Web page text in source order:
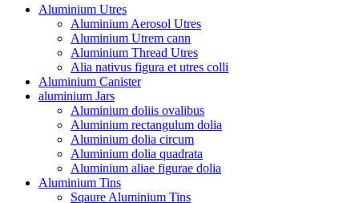
Aluminium Utres
Aluminium Aerosol Utres
Aluminium Utrem cann
Aluminium Thread Utres
Alia nativus figura et utres colli
Aluminium Canister
aluminium Jars
Aluminium doliis ovalibus
Aluminium rectangulum dolia
Aluminium dolia circum
Aluminium dolia quadrata
Aluminium aliae figurae dolia
Aluminium Tins
Sqaure Aluminium Tins